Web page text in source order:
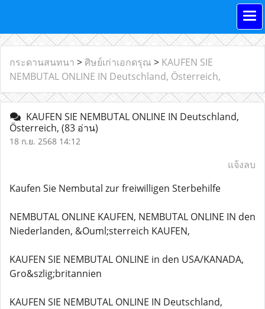
กระดานสนทนา > ศิษย์เก่าเอกดรุณ > KAUFEN SIE
NEMBUTAL ONLINE IN Deutschland, Österreich,
KAUFEN SIE NEMBUTAL ONLINE IN Deutschland,
Österreich, (83 อ่าน)
18 ก.ย. 2568 14:12
แจ้งลบ
Kaufen Sie Nembutal zur freiwilligen Sterbehilfe
NEMBUTAL ONLINE KAUFEN, NEMBUTAL ONLINE IN den
Niederlanden, &Ouml;sterreich KAUFEN,
KAUFEN SIE NEMBUTAL ONLINE in den USA/KANADA,
Gro&szlig;britannien
KAUFEN SIE NEMBUTAL ONLINE IN Deutschland,